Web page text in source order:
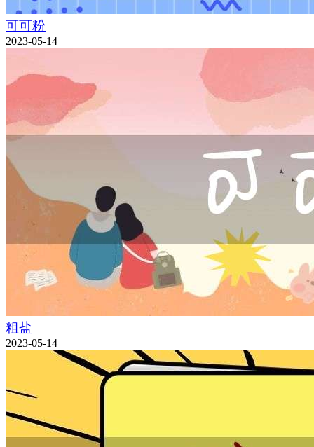
可可粉
2023-05-14
粗盐
2023-05-14